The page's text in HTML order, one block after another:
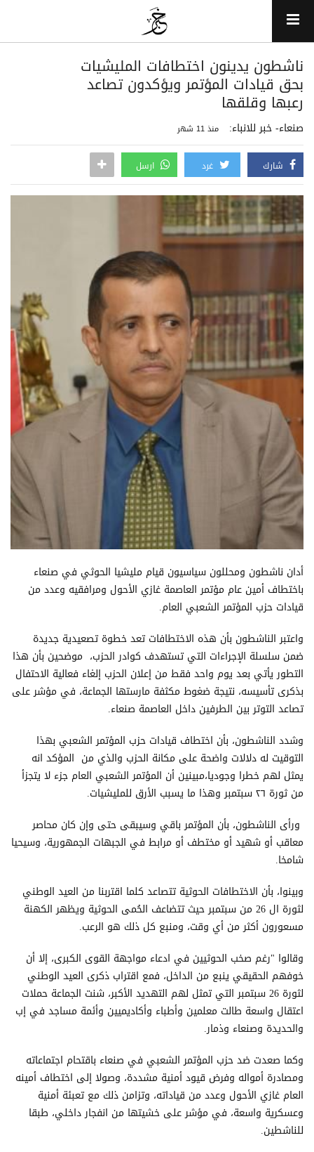
ناشطون يدينون اختطافات المليشيات
بحق قيادات المؤتمر ويؤكدون تصاعد
رعبها وقلقها
صنعاء- خبر للانباء: منذ 11 شهر
شارك غرد ارسل
أدان ناشطون ومحللون سياسيون قيام مليشيا الحوثي في صنعاء
باختطاف أمين عام مؤتمر العاصمة غازي الأحول ومرافقيه وعدد من
قيادات حزب المؤتمر الشعبي العام.
واعتبر الناشطون بأن هذه الاختطافات تعد خطوة تصعيدية جديدة
ضمن سلسلة الإجراءات التي تستهدف كوادر الحزب، موضحين بأن هذا
التطور يأتي بعد يوم واحد فقط من إعلان الحزب إلغاء فعالية الاحتفال
بذكرى تأسيسه، نتيجة ضغوط مكثفة مارستها الجماعة، في مؤشر على
تصاعد التوتر بين الطرفين داخل العاصمة صنعاء.
وشدد الناشطون، بأن اختطاف قيادات حزب المؤتمر الشعبي بهذا
التوقيت له دلالات واضحة على مكانة الحزب والذي من المؤكد انه
يمثل لهم خطرا وجوديا،مبينين أن المؤتمر الشعبي العام جزء لا يتجزأ
من ثورة ٢٦ سبتمبر وهذا ما يسبب الأرق للمليشيات.
ورأى الناشطون، بأن المؤتمر باقي وسيبقى حتى وإن كان محاصر
معاقب أو شهيد أو مختطف أو مرابط في الجبهات الجمهورية، وسيحيا
شامخا.
وبينوا، بأن الاختطافات الحوثية تتصاعد كلما اقتربنا من العيد الوطني
لثورة ال 26 من سبتمبر حيث تتضاعف الحُمى الحوثية ويظهر الكهنة
مسعورون أكثر من أي وقت، ومنبع كل ذلك هو الرعب.
وقالوا "رغم صخب الحوثيين في ادعاء مواجهة القوى الكبرى، إلا أن
خوفهم الحقيقي ينبع من الداخل، فمع اقتراب ذكرى العيد الوطني
لثورة 26 سبتمبر التي تمثل لهم التهديد الأكبر، شنت الجماعة حملات
اعتقال واسعة طالت معلمين وأطباء وأكاديميين وأئمة مساجد في إب
والحديدة وصنعاء وذمار.
وكما صعدت ضد حزب المؤتمر الشعبي في صنعاء باقتحام اجتماعاته
ومصادرة أمواله وفرض قيود أمنية مشددة، وصولا إلى اختطاف أمينه
العام غازي الأحول وعدد من قياداته، وتزامن ذلك مع تعبئة أمنية
وعسكرية واسعة، في مؤشر على خشيتها من انفجار داخلي، طبقا
للناشطين.